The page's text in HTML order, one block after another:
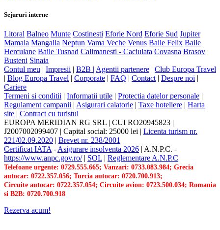
Sejururi interne
Litoral Balneo Munte Costinesti Eforie Nord Eforie Sud Jupiter
Mamaia Mangalia Neptun Vama Veche Venus Baile Felix Baile
Herculane Baile Tusnad Calimanesti - Caciulata Covasna Brasov
Busteni Sinaia
Contul meu | Impresii | B2B | Agentii partenere | Club Europa Travel
| Blog Europa Travel | Corporate | FAQ | Contact | Despre noi |
Cariere
Termeni si conditii | Informatii utile | Protectia datelor personale |
Regulament campanii | Asigurari calatorie | Taxe hoteliere | Harta
site | Contract cu turistul
EUROPA MERIDIAN RG SRL | CUI RO20945823 |
J2007002099407 | Capital social: 25000 lei | Licenta turism nr.
221/02.09.2020 | Brevet nr. 238/2001
Certificat IATA - Asigurare insolventa 2026 | A.N.P.C. -
https://www.anpc.gov.ro/| SOL | Reglementare A.N.P.C
Telefoane urgente: 0729.555.665; Vanzari: 0733.083.984; Grecia
autocar: 0722.357.056; Turcia autocar: 0720.700.913;
Circuite autocar: 0722.357.054; Circuite avion: 0723.500.034; Romania
si B2B: 0720.700.918
Rezerva acum!